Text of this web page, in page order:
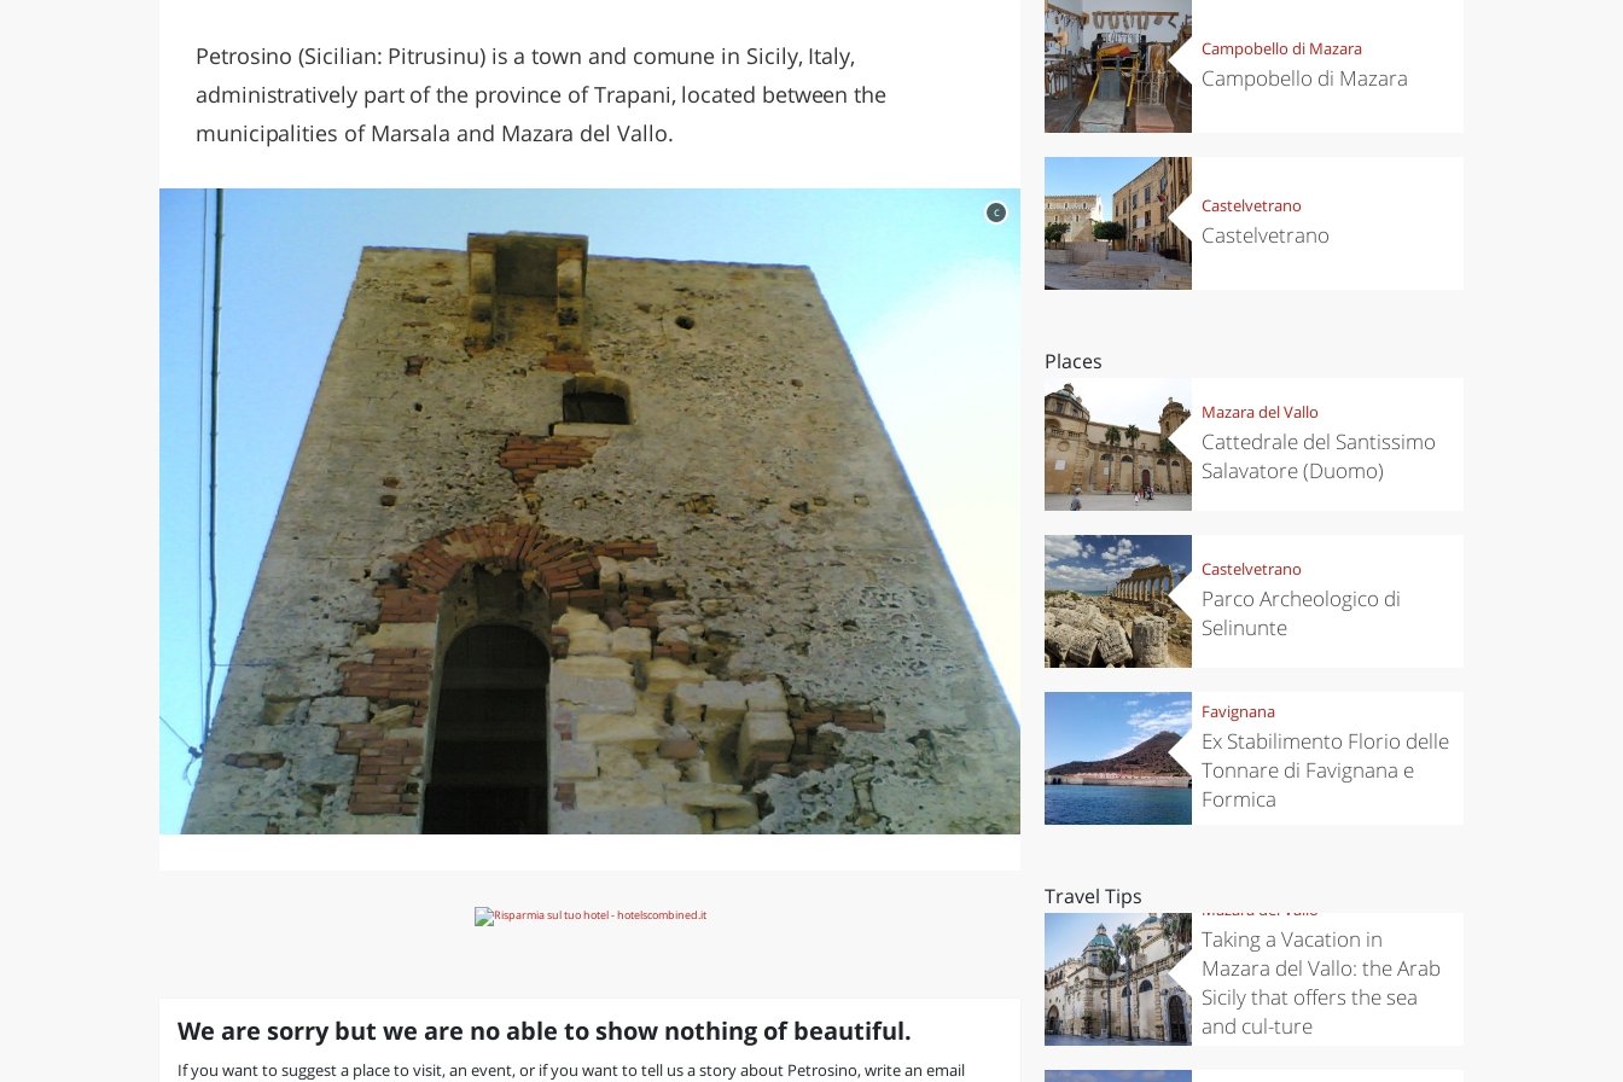
Petrosino (Sicilian: Pitrusinu) is a town and comune in Sicily, Italy,
administratively part of the province of Trapani, located between the
municipalities of Marsala and Mazara del Vallo.
c
We are sorry but we are no able to show nothing of beautiful.
If you want to suggest a place to visit, an event, or if you want to tell us a story about Petrosino, write an email
Campobello di Mazara
Campobello di Mazara
Castelvetrano
Castelvetrano
Places
Mazara del Vallo
Cattedrale del Santissimo
Salavatore (Duomo)
Castelvetrano
Parco Archeologico di
Selinunte
Favignana
Ex Stabilimento Florio delle
Tonnare di Favignana e
Formica
Travel Tips
Mazara del Vallo
Taking a Vacation in
Mazara del Vallo: the Arab
Sicily that offers the sea
and cul-ture